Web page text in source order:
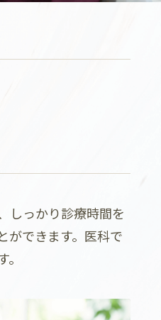
しっかり診療時間を
ができます。医科で